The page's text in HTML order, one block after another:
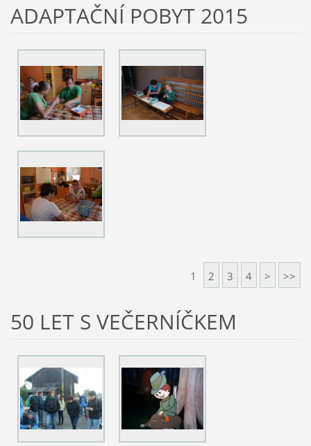
ADAPTAČNÍ POBYT 2015
1 2 3 4 > >>
50 LET S VEČERNÍČKEM